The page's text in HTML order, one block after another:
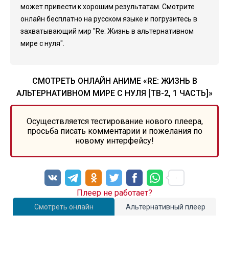
может привести к хорошим результатам. Смотрите
онлайн бесплатно на русском языке и погрузитесь в
захватывающий мир "Re: Жизнь в альтернативном
мире с нуля".
СМОТРЕТЬ ОНЛАЙН АНИМЕ «RE: ЖИЗНЬ В
АЛЬТЕРНАТИВНОМ МИРЕ С НУЛЯ [ТВ-2, 1 ЧАСТЬ]»
Осуществляется тестирование нового плеера,
просьба писать комментарии и пожелания по
новому интерфейсу!
Смотреть онлайн Альтернативный плеер
Плеер не работает?